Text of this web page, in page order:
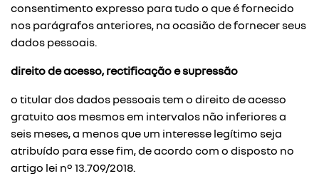
consentimento expresso para tudo o que é fornecido
nos parágrafos anteriores, na ocasião de fornecer seus
dados pessoais.
direito de acesso, rectificação e supressão
o titular dos dados pessoais tem o direito de acesso
gratuito aos mesmos em intervalos não inferiores a
seis meses, a menos que um interesse legítimo seja
atribuído para esse fim, de acordo com o disposto no
artigo lei nº 13.709/2018.